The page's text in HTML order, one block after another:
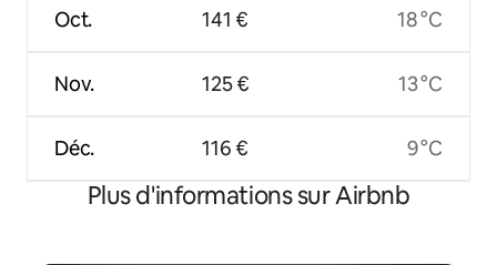
Oct.
Nov.
Déc.
141 €
125 €
116 €
18 °C
13 °C
9 °C
Plus d'informations sur Airbnb